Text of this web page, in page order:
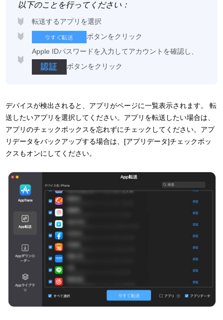
以下のことを行ってください：
転送するアプリを選択
ボタンをクリック
Apple IDパスワードを入力してアカウントを確認し、
ボタンをクリック
デバイスが検出されると、アプリがページに一覧表示されます。 転
送したいアプリを選択してください。アプリを転送したい場合は、
アプリのチェックボックスを忘れずにチェックしてください。アプ
リデータをバックアップする場合は、[アプリデータ]チェックボッ
クスもオンにしてください。